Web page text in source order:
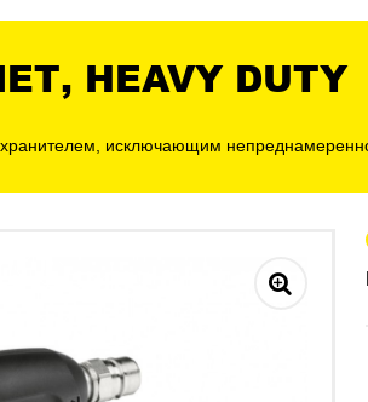
HEAVY DUTY
исключающим